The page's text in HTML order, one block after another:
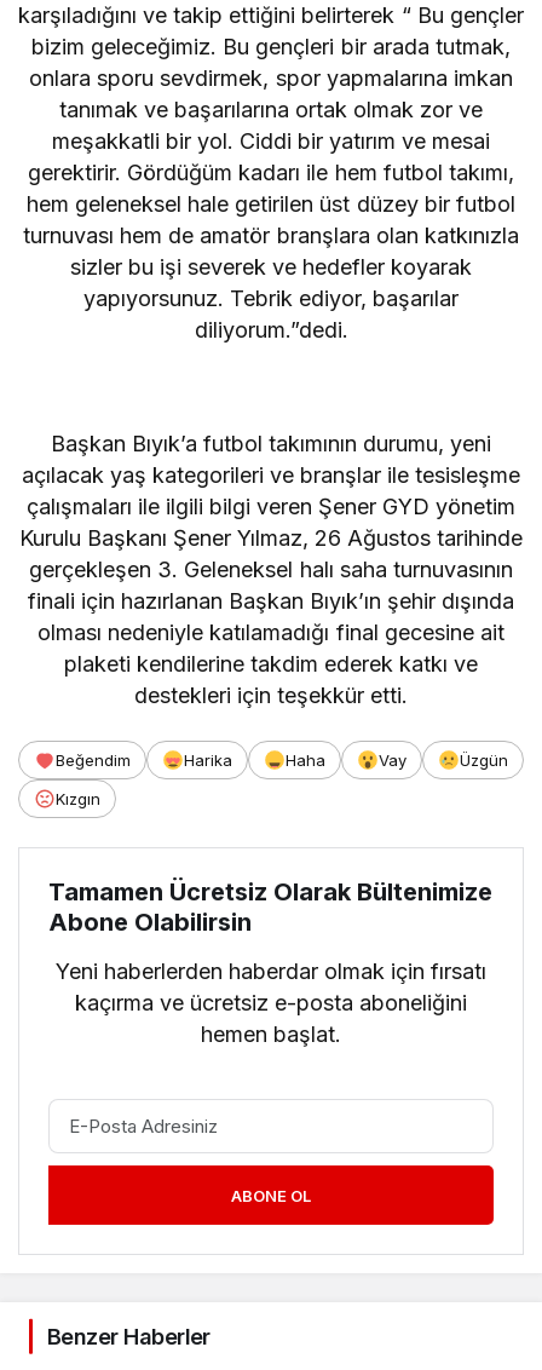
karşıladığını ve takip ettiğini belirterek “ Bu gençler
bizim geleceğimiz. Bu gençleri bir arada tutmak,
onlara sporu sevdirmek, spor yapmalarına imkan
tanımak ve başarılarına ortak olmak zor ve
meşakkatli bir yol. Ciddi bir yatırım ve mesai
gerektirir. Gördüğüm kadarı ile hem futbol takımı,
hem geleneksel hale getirilen üst düzey bir futbol
turnuvası hem de amatör branşlara olan katkınızla
sizler bu işi severek ve hedefler koyarak
yapıyorsunuz. Tebrik ediyor, başarılar
diliyorum.”dedi.
Başkan Bıyık’a futbol takımının durumu, yeni
açılacak yaş kategorileri ve branşlar ile tesisleşme
çalışmaları ile ilgili bilgi veren Şener GYD yönetim
Kurulu Başkanı Şener Yılmaz, 26 Ağustos tarihinde
gerçekleşen 3. Geleneksel halı saha turnuvasının
finali için hazırlanan Başkan Bıyık’ın şehir dışında
olması nedeniyle katılamadığı final gecesine ait
plaketi kendilerine takdim ederek katkı ve
destekleri için teşekkür etti.
Beğendim Harika Haha Vay
Üzgün
Kızgın
Tamamen Ücretsiz Olarak Bültenimize
Abone Olabilirsin
Yeni haberlerden haberdar olmak için fırsatı
kaçırma ve ücretsiz e-posta aboneliğini
hemen başlat.
ABONE OL
Benzer Haberler